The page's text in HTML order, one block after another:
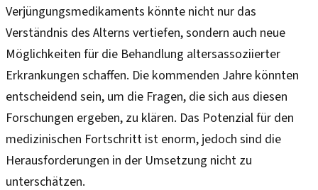
Verjüngungsmedikaments könnte nicht nur das
Verständnis des Alterns vertiefen, sondern auch neue
Möglichkeiten für die Behandlung altersassoziierter
Erkrankungen schaffen. Die kommenden Jahre könnten
entscheidend sein, um die Fragen, die sich aus diesen
Forschungen ergeben, zu klären. Das Potenzial für den
medizinischen Fortschritt ist enorm, jedoch sind die
Herausforderungen in der Umsetzung nicht zu
unterschätzen.